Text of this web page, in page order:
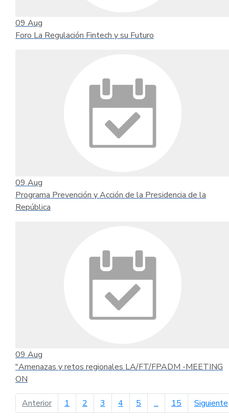
09 Aug
Foro La Regulación Fintech y su Futuro
09 Aug
Programa Prevención y Acción de la Presidencia de la
República
09 Aug
"Amenazas y retos regionales LA/FT/FPADM -MEETING
ON
Anteriorpágina anterior
1 2 3 4 5 ... 15 Siguiente